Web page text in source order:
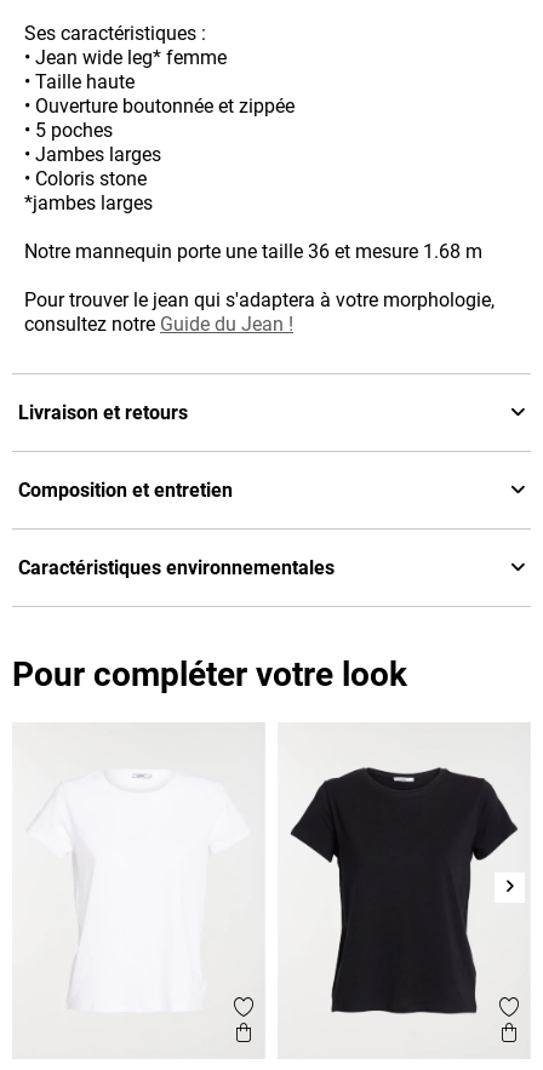
Ses caractéristiques :
• Jean wide leg* femme
• Taille haute
• Ouverture boutonnée et zippée
• 5 poches
• Jambes larges
• Coloris stone
*jambes larges
Notre mannequin porte une taille 36 et mesure 1.68 m
Pour trouver le jean qui s'adaptera à votre morphologie,
consultez notre Guide du Jean !
Livraison et retours
Composition et entretien
Caractéristiques environnementales
Pour compléter votre look
Ajouter aux favoris
Aperçu rapide